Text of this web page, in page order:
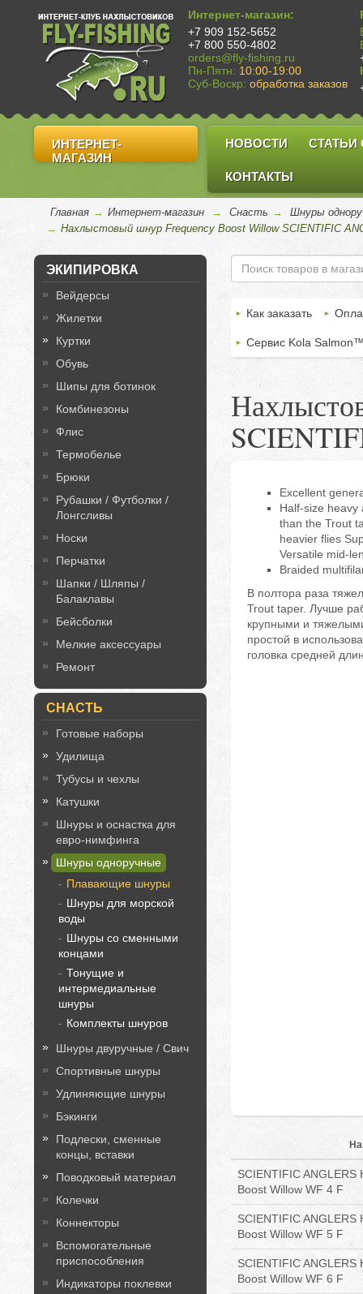
Интернет-магазин:
+7 909 152-5652
+7 800 550-4802
orders@fly-fishing.ru
Пн-Пятн: 10:00-19:00
Суб-Воскр: обработка заказов
ИНТЕРНЕТ-
МАГАЗИН
НОВОСТИ СТАТЬИ
КОНТАКТЫ
Главная → Интернет-магазин → Снасть →
Шнуры
→ Нахлыстовый шнур Frequency Boost Willow SCIENTIFIC
ЭКИПИРОВКА
Вейдерсы
Жилетки
Куртки
Обувь
Шипы для ботинок
Комбинезоны
Флис
Термобелье
Брюки
Рубашки / Футболки /
Лонгсливы
Носки
Перчатки
Шапки / Шляпы /
Балаклавы
Бейсболки
Мелкие аксессуары
Ремонт
СНАСТЬ
Готовые наборы
Удилища
Тубусы и чехлы
Катушки
Шнуры и оснастка для
евро-нимфинга
Шнуры одноручные
Плавающие шнуры
Шнуры для морской
воды
Шнуры со сменными
концами
Тонущие и
интермедиальные
шнуры
Комплекты шнуров
Шнуры двуручные / Свич
Спортивные шнуры
Удлиняющие шнуры
Бэкинги
Подлески, сменные
концы, вставки
Поводковый материал
Колечки
Коннекторы
Вспомогательные
приспособления
Индикаторы поклевки
Как заказать
Сервис Kola
Excellent
Half-size heavy
than the Trout
heavier flies
Versatile mid-
Braided
В полтора раза
Trout taper. Лучше
крупными и
простой в
головка средней
SCIENTIFIC
Boost Willow WF 4 F
SCIENTIFIC
Boost Willow WF 5 F
SCIENTIFIC
Boost Willow WF 6 F